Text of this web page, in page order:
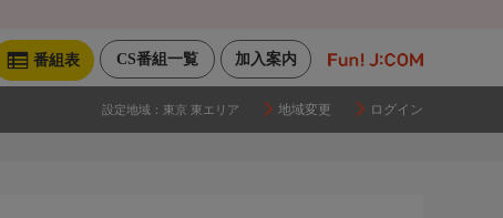
加入案内
CS番組一覧
番組表
設定地域： 東京 東エリア 地域変更 ログイン